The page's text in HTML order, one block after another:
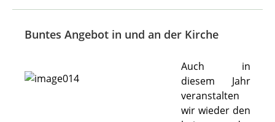
Buntes Angebot in und an der Kirche
Auch in
diesem Jahr
veranstalten
wir wieder den